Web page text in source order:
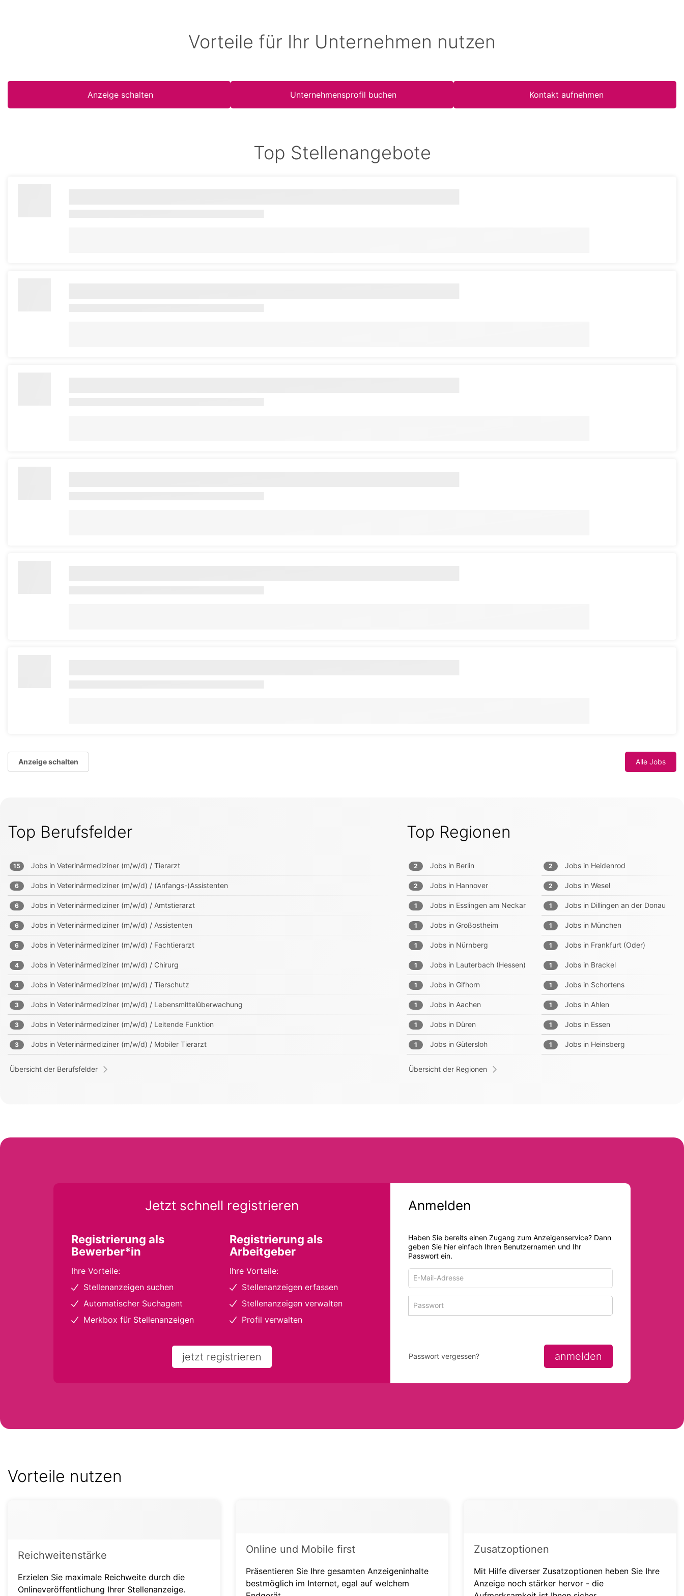
Vorteile für Ihr Unternehmen nutzen
Anzeige schalten Unternehmensprofil buchen Kontakt aufnehmen
Top Stellenangebote
Anzeige schalten Alle Jobs
Top Berufsfelder
15 Jobs in Veterinärmediziner (m/w/d) / Tierarzt
6 Jobs in Veterinärmediziner (m/w/d) / (Anfangs-)Assistenten
6 Jobs in Veterinärmediziner (m/w/d) / Amtstierarzt
6 Jobs in Veterinärmediziner (m/w/d) / Assistenten
6 Jobs in Veterinärmediziner (m/w/d) / Fachtierarzt
4 Jobs in Veterinärmediziner (m/w/d) / Chirurg
4 Jobs in Veterinärmediziner (m/w/d) / Tierschutz
3 Jobs in Veterinärmediziner (m/w/d) / Lebensmittelüberwachung
3 Jobs in Veterinärmediziner (m/w/d) / Leitende Funktion
3 Jobs in Veterinärmediziner (m/w/d) / Mobiler Tierarzt
Übersicht der Berufsfelder
Top Regionen
2 Jobs in Berlin 2 Jobs in Heidenrod
2 Jobs in Hannover 2 Jobs in Wesel
1 Jobs in Esslingen am Neckar 1 Jobs in Dillingen an der Donau
1 Jobs in Großostheim 1 Jobs in München
1 Jobs in Nürnberg 1 Jobs in Frankfurt (Oder)
1 Jobs in Lauterbach (Hessen) 1 Jobs in Brackel
1 Jobs in Gifhorn 1 Jobs in Schortens
1 Jobs in Aachen 1 Jobs in Ahlen
1 Jobs in Düren 1 Jobs in Essen
1 Jobs in Gütersloh 1 Jobs in Heinsberg
Übersicht der Regionen
Jetzt schnell registrieren
Registrierung als
Bewerber*in
Ihre Vorteile:
Stellenanzeigen suchen
Automatischer Suchagent
Merkbox für Stellenanzeigen
Registrierung als
Arbeitgeber
Ihre Vorteile:
Stellenanzeigen erfassen
Stellenanzeigen verwalten
Profil verwalten
jetzt registrieren
Anmelden
Haben Sie bereits einen Zugang zum Anzeigenservice? Dann
geben Sie hier einfach Ihren Benutzernamen und Ihr
Passwort ein.
Adresse
zum
Anmelden
anmelden
Passwort vergessen?
Vorteile nutzen
Reichweitenstärke
Erzielen Sie maximale Reichweite durch die
Onlineveröffentlichung Ihrer Stellenanzeige.
Online und Mobile first
Präsentieren Sie Ihre gesamten Anzeigeninhalte
bestmöglich im Internet, egal auf welchem
Zusatzoptionen
Mit Hilfe diverser Zusatzoptionen heben Sie Ihre
Anzeige noch stärker hervor - die